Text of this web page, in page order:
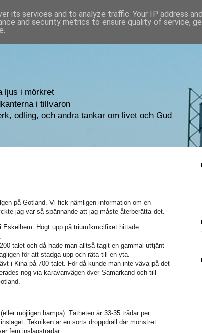
ljus i mörkret
i tillvaron
odling, och andra tankar om livet och Gud
på Gotland. Vi fick nämligen information om en
jag var så spännande att jag måste återberätta det.
Eskelhem. Högt upp på triumfkrucifixet hittade
talet och då hade man alltså tagit en gammal uttjänt
för att stadga upp och räta till en yta.
i Kina på 700-talet. För då kunde man inte väva på det
nog via karavanvägen över Samarkand och till
möjligen hampa). Tätheten är 33-35 trådar per
Tekniken är en sorts droppdräll där mönstret
fem inslagstrådar.
its services and to analyze traffic. Your IP address
and security metrics to ensure quality of service,